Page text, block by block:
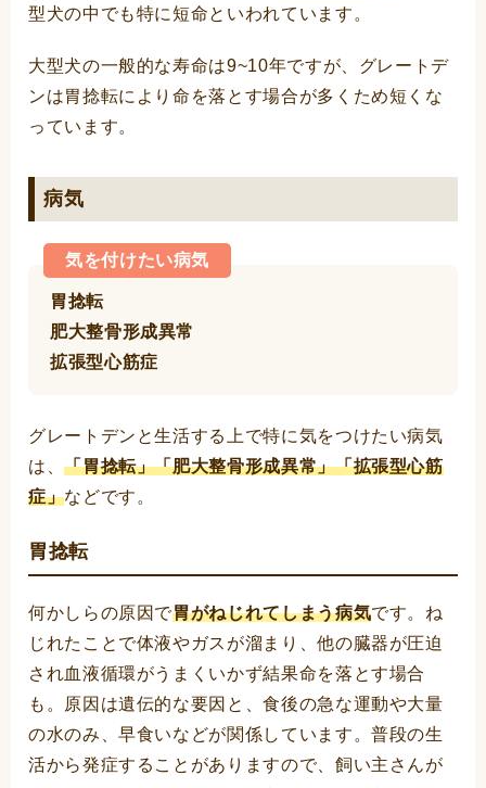
型犬の中でも特に短命といわれています。
大型犬の一般的な寿命は9~10年ですが、グレートデ
ンは胃捻転により命を落とす場合が多くため短くな
っています。
病気
気を付けたい病気
胃捻転
肥大整骨形成異常
拡張型心筋症
グレートデンと生活する上で特に気をつけたい病気
は、「胃捻転」「肥大整骨形成異常」「拡張型心筋
症」などです。
胃捻転
何かしらの原因で胃がねじれてしまう病気です。ね
じれたことで体液やガスが溜まり、他の臓器が圧迫
され血液循環がうまくいかず結果命を落とす場合
も。原因は遺伝的な要因と、食後の急な運動や大量
の水のみ、早食いなどが関係しています。普段の生
活から発症することがありますので、飼い主さんが